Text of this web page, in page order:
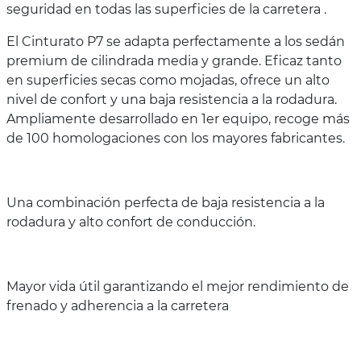
seguridad en todas las superficies de la carretera .
El Cinturato P7 se adapta perfectamente a los sedán
premium de cilindrada media y grande. Eficaz tanto
en superficies secas como mojadas, ofrece un alto
nivel de confort y una baja resistencia a la rodadura.
Ampliamente desarrollado en 1er equipo, recoge más
de 100 homologaciones con los mayores fabricantes.
Una combinación perfecta de baja resistencia a la
rodadura y alto confort de conducción.
Mayor vida útil garantizando el mejor rendimiento de
frenado y adherencia a la carretera